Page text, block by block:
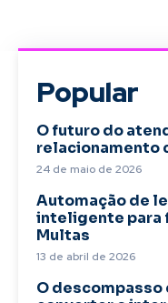
Popular
O futuro do
relacionamento
24 de maio de 2026
Automação de
inteligente para
Multas
13 de abril de 2026
O descompasso